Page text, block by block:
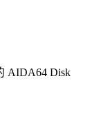
AIDA64 Disk